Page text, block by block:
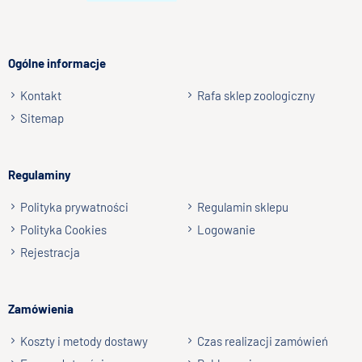
Wyślij opinię
Ogólne informacje
Kontakt
Rafa sklep zoologiczny
Sitemap
Regulaminy
Polityka prywatności
Regulamin sklepu
Polityka Cookies
Logowanie
Rejestracja
Zamówienia
Koszty i metody dostawy
Czas realizacji zamówień